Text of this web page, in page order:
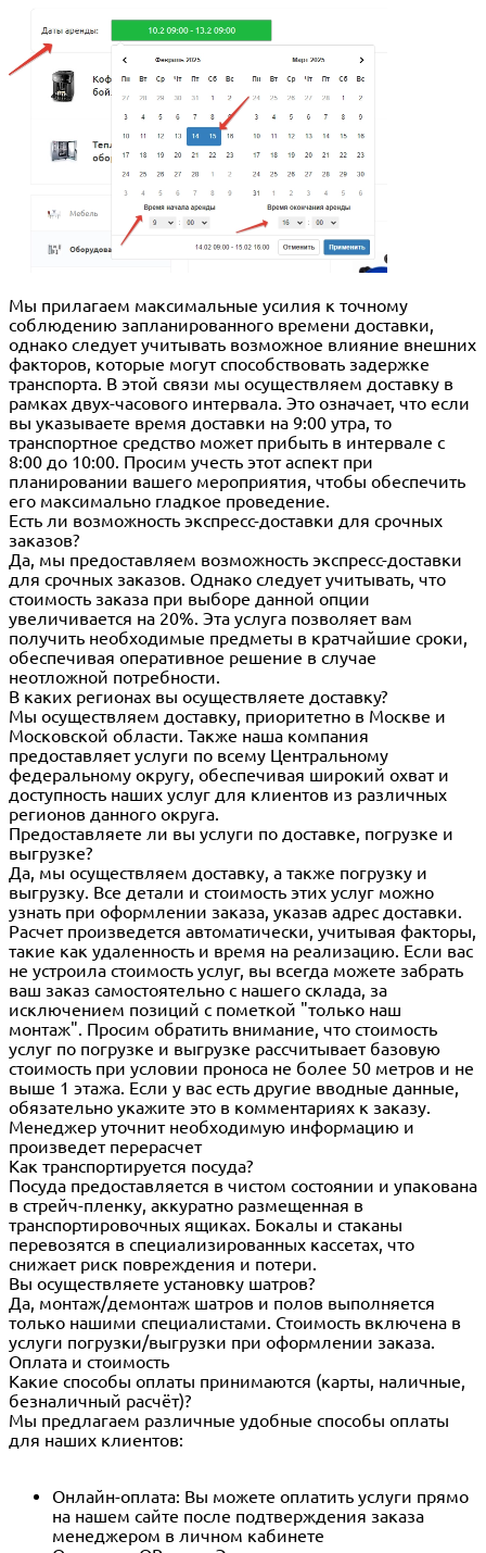
Мы прилагаем максимальные усилия к точному
соблюдению запланированного времени доставки,
однако следует учитывать возможное влияние внешних
факторов, которые могут способствовать задержке
транспорта. В этой связи мы осуществляем доставку в
рамках двух-часового интервала. Это означает, что если
вы указываете время доставки на 9:00 утра, то
транспортное средство может прибыть в интервале с
8:00 до 10:00. Просим учесть этот аспект при
планировании вашего мероприятия, чтобы обеспечить
его максимально гладкое проведение.
Есть ли возможность экспресс-доставки для срочных
заказов?
Да, мы предоставляем возможность экспресс-доставки
для срочных заказов. Однако следует учитывать, что
стоимость заказа при выборе данной опции
увеличивается на 20%. Эта услуга позволяет вам
получить необходимые предметы в кратчайшие сроки,
обеспечивая оперативное решение в случае
неотложной потребности.
В каких регионах вы осуществляете доставку?
Мы осуществляем доставку, приоритетно в Москве и
Московской области. Также наша компания
предоставляет услуги по всему Центральному
федеральному округу, обеспечивая широкий охват и
доступность наших услуг для клиентов из различных
регионов данного округа.
Предоставляете ли вы услуги по доставке, погрузке и
выгрузке?
Да, мы осуществляем доставку, а также погрузку и
выгрузку. Все детали и стоимость этих услуг можно
узнать при оформлении заказа, указав адрес доставки.
Расчет произведется автоматически, учитывая факторы,
такие как удаленность и время на реализацию. Если вас
не устроила стоимость услуг, вы всегда можете забрать
ваш заказ самостоятельно с нашего склада, за
исключением позиций с пометкой "только наш
монтаж". Просим обратить внимание, что стоимость
услуг по погрузке и выгрузке рассчитывает базовую
стоимость при условии проноса не более 50 метров и не
выше 1 этажа. Если у вас есть другие вводные данные,
обязательно укажите это в комментариях к заказу.
Менеджер уточнит необходимую информацию и
произведет перерасчет
Как транспортируется посуда?
Посуда предоставляется в чистом состоянии и упакована
в стрейч-пленку, аккуратно размещенная в
транспортировочных ящиках. Бокалы и стаканы
перевозятся в специализированных кассетах, что
снижает риск повреждения и потери.
Вы осуществляете установку шатров?
Да, монтаж/демонтаж шатров и полов выполняется
только нашими специалистами. Стоимость включена в
услуги погрузки/выгрузки при оформлении заказа.
Оплата и стоимость
Какие способы оплаты принимаются (карты, наличные,
безналичный расчёт)?
Мы предлагаем различные удобные способы оплаты
для наших клиентов:
Онлайн-оплата: Вы можете оплатить услуги прямо
на нашем сайте после подтверждения заказа
менеджером в личном кабинете